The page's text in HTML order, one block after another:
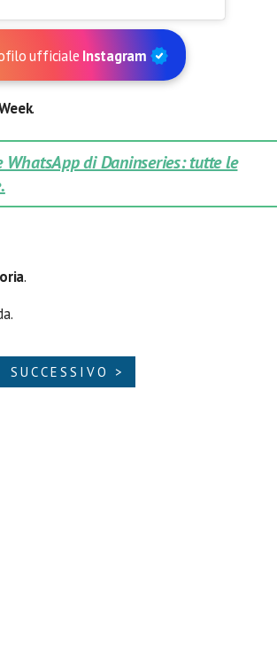
ufficiale Instagram
.
di Daninseries: tutte le
.
SUCCESSIVO >